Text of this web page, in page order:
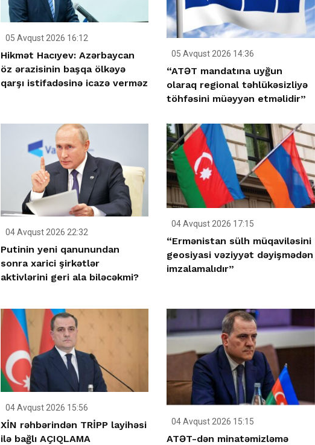
05 Avqust 2026 16:12
Hikmət Hacıyev: Azərbaycan
öz ərazisinin başqa ölkəyə
qarşı istifadəsinə icazə verməz
05 Avqust 2026 14:36
“ATƏT mandatına uyğun
olaraq regional təhlükəsizliyə
töhfəsini müəyyən etməlidir”
04 Avqust 2026 22:32
Putinin yeni qanunundan
sonra xarici şirkətlər
aktivlərini geri ala biləcəkmi?
04 Avqust 2026 17:15
“Ermənistan sülh müqaviləsini
geosiyasi vəziyyət dəyişmədən
imzalamalıdır”
04 Avqust 2026 15:56
XİN rəhbərindən TRİPP layihəsi
ilə bağlı AÇIQLAMA
04 Avqust 2026 15:15
ATƏT-dən minatəmizləmə